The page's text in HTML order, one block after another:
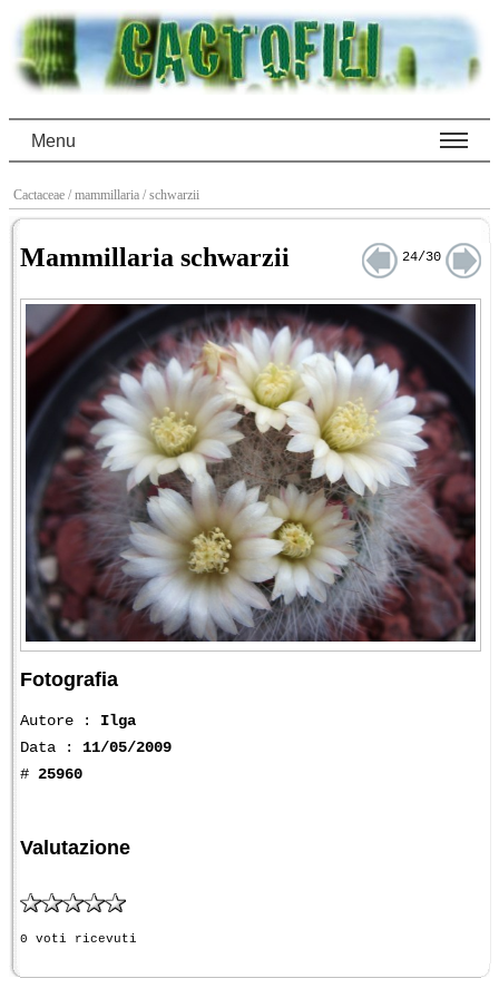
Menu
Cactaceae / mammillaria / schwarzii
Mammillaria schwarzii 24/30
Fotografia
Autore : Ilga
Data : 11/05/2009
# 25960
Valutazione
0 voti ricevuti